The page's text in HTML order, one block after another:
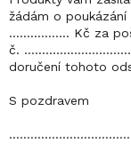
žádám o
……........... Kč za
č.
doručení tohoto
S pozdravem